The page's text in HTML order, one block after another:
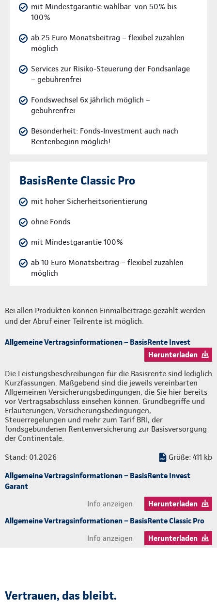
mit Mindestgarantie wählbar von 50% bis
100%
ab 25 Euro Monatsbeitrag – flexibel zuzahlen
möglich
Services zur Risiko-Steuerung der Fondsanlage
– gebührenfrei
Fondswechsel 6x jährlich möglich –
gebührenfrei
Besonderheit: Fonds-Investment auch nach
Rentenbeginn möglich!
BasisRente Classic Pro
mit hoher Sicherheitsorientierung
ohne Fonds
mit Mindestgarantie 100%
ab 10 Euro Monatsbeitrag – flexibel zuzahlen
möglich
Bei allen Produkten können Einmalbeiträge gezahlt werden
und der Abruf einer Teilrente ist möglich.
Allgemeine Vertragsinformationen – BasisRente Invest
Herunterladen
Die Leistungsbeschreibungen für die Basisrente sind lediglich
Kurzfassungen. Maßgebend sind die jeweils vereinbarten
Allgemeinen Versicherungsbedingungen, die Sie hier bereits
vor Vertragsabschluss einsehen können. Grundbegriffe und
Erläuterungen, Versicherungsbedingungen,
Steuerregelungen und mehr zum Tarif BRI, der
fondsgebundenen Rentenversicherung zur Basisversorgung
der Continentale.
Stand: 01.2026
Größe: 411 kb
Allgemeine Vertragsinformationen – BasisRente Invest
Garant
Info anzeigen
Herunterladen
Allgemeine Vertragsinformationen – BasisRente Classic Pro
Info anzeigen
Herunterladen
Vertrauen, das bleibt.